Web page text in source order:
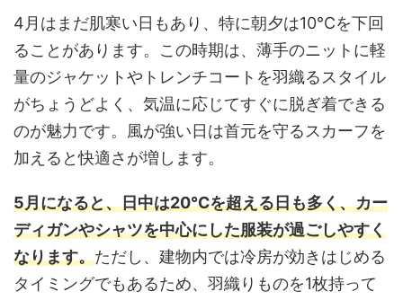
4月はまだ肌寒い日もあり、特に朝夕は10℃を下回
ることがあります。この時期は、薄手のニットに軽
量のジャケットやトレンチコートを羽織るスタイル
がちょうどよく、気温に応じてすぐに脱ぎ着できる
のが魅力です。風が強い日は首元を守るスカーフを
加えると快適さが増します。
5月になると、日中は20℃を超える日も多く、カー
ディガンやシャツを中心にした服装が過ごしやすく
なります。ただし、建物内では冷房が効きはじめる
タイミングでもあるため、羽織りものを1枚持って